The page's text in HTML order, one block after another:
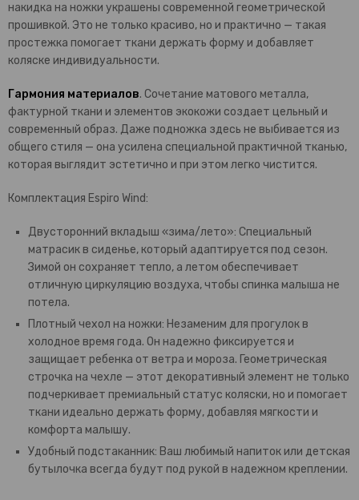
накидка на ножки украшены современной геометрической
прошивкой. Это не только красиво, но и практично — такая
простежка помогает ткани держать форму и добавляет
коляске индивидуальности.
Гармония материалов. Сочетание матового металла,
фактурной ткани и элементов экокожи создает цельный и
современный образ. Даже подножка здесь не выбивается из
общего стиля — она усилена специальной практичной тканью,
которая выглядит эстетично и при этом легко чистится.
Комплектация Espiro Wind:
Двусторонний вкладыш «зима/лето»: Специальный
матрасик в сиденье, который адаптируется под сезон.
Зимой он сохраняет тепло, а летом обеспечивает
отличную циркуляцию воздуха, чтобы спинка малыша не
потела.
Плотный чехол на ножки: Незаменим для прогулок в
холодное время года. Он надежно фиксируется и
защищает ребенка от ветра и мороза. Геометрическая
строчка на чехле — этот декоративный элемент не только
подчеркивает премиальный статус коляски, но и помогает
ткани идеально держать форму, добавляя мягкости и
комфорта малышу.
Удобный подстаканник: Ваш любимый напиток или детская
бутылочка всегда будут под рукой в надежном креплении.